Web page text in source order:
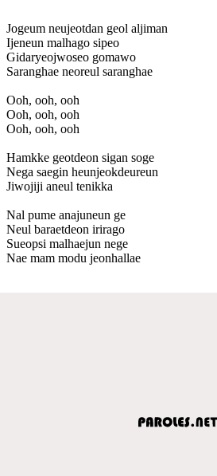
Jogeum neujeotdan geol aljiman
Ijeneun malhago sipeo
Gidaryeojwoseo gomawo
Saranghae neoreul saranghae
Ooh, ooh, ooh
Ooh, ooh, ooh
Ooh, ooh, ooh
Hamkke geotdeon sigan soge
Nega saegin heunjeokdeureun
Jiwojiji aneul tenikka
Nal pume anajuneun ge
Neul baraetdeon irirago
Sueopsi malhaejun nege
Nae mam modu jeonhallae